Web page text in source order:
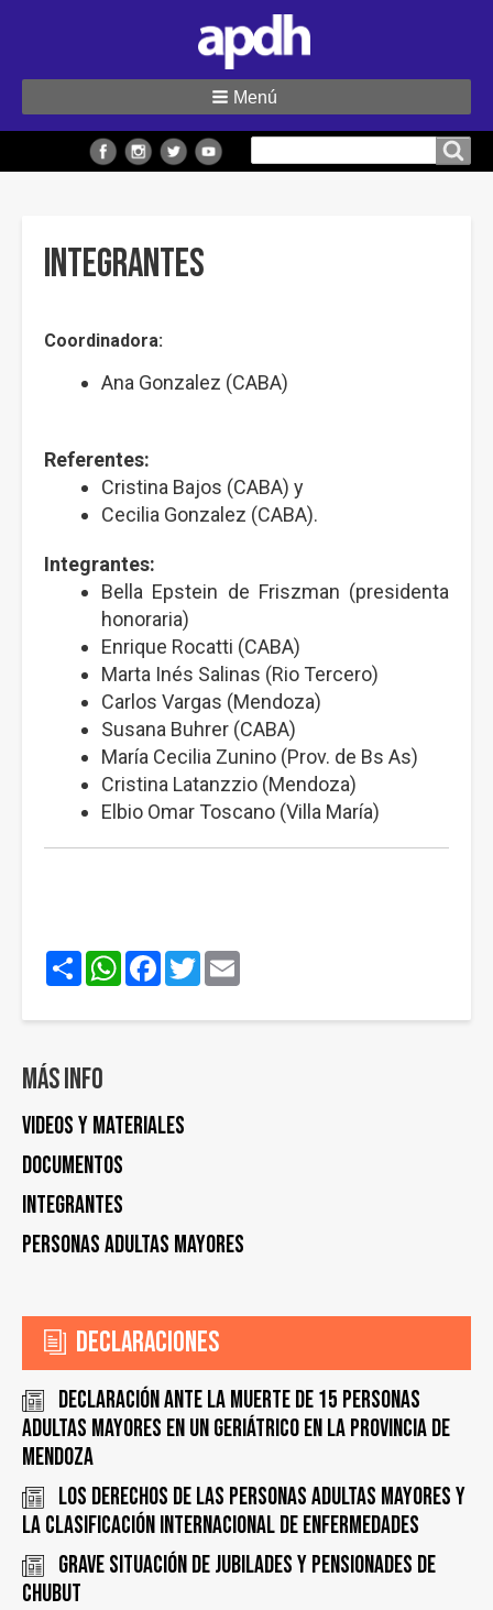
Menú
Integrantes
Coordinadora:
Ana Gonzalez (CABA)
Referentes:
Cristina Bajos (CABA) y
Cecilia Gonzalez (CABA).
Integrantes:
Bella Epstein de Friszman (presidenta
honoraria)
Enrique Rocatti (CABA)
Marta Inés Salinas (Rio Tercero)
Carlos Vargas (Mendoza)
Susana Buhrer (CABA)
María Cecilia Zunino (Prov. de Bs As)
Cristina Latanzzio (Mendoza)
Elbio Omar Toscano (Villa María)
ShareWhatsApp
Facebook
Twitter
Más info
Videos y materiales
Documentos
Integrantes
Personas Adultas Mayores
Declaraciones
Declaración ante la muerte de 15 personas
adultas mayores en un geriátrico en la provincia de
Mendoza
Los derechos de las Personas Adultas Mayores y
la Clasificación Internacional de Enfermedades
Grave situación de jubilades y pensionades de
Chubut